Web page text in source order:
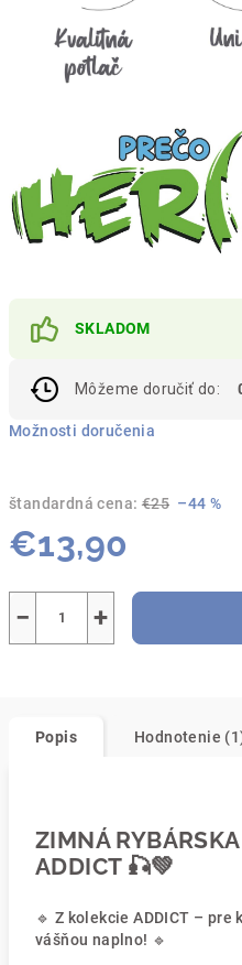
štandardná cena: €25 –44 %
€13,90
SKLADOM
Môžeme doručiť do:
Možnosti doručenia
+
−
Popis Hodnotenie
ZIMNÁ
ADDICT 🎣💚
🔹 Z kolekcie ADDICT –
vášňou naplno! 🔹